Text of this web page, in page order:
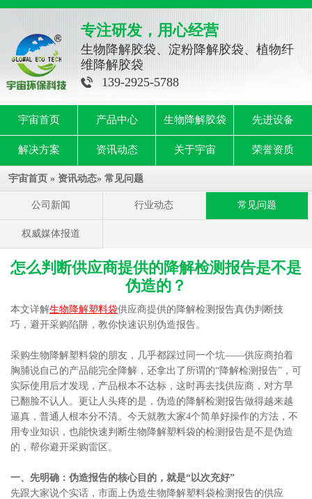
专注研发，用心经营
生物降解胶袋、淀粉降解胶袋、植物纤
维降解胶袋
139-2925-5788
宇宙首页 产品中心 生物降解胶袋 先进设备
解决方案 资讯动态 关于宇宙 荣誉资质
宇宙首页 » 资讯动态» 常见问题
公司新闻 行业动态 常见问题
权威媒体报道
怎么判断供应商提供的降解检测报告是不是
伪造的？
本文详解生物降解塑料袋供应商提供的降解检测报告真伪判断技
巧，避开采购陷阱，教你快速识别伪造报告。
采购生物降解塑料袋的朋友，几乎都踩过同一个坑——供应商拍着
胸脯说自己的产品能完全降解，还拿出了所谓的“降解检测报告”，可
实际使用后才发现，产品根本不达标，这时再去找供应商，对方早
已翻脸不认人。更让人头疼的是，伪造的降解检测报告做得越来越
逼真，普通人根本分不清。今天就教大家4个简单好操作的方法，不
用专业知识，也能快速判断生物降解塑料袋的检测报告是不是伪造
的，帮你避开采购雷区。
一、先明确：伪造报告的核心目的，就是“以次充好”
先跟大家说个实话，市面上伪造生物降解塑料袋检测报告的供应